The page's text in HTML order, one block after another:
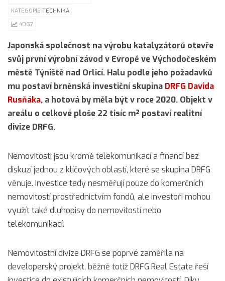
KATEGORIE TECHNIKA
4067
Japonská společnost na výrobu katalyzátorů otevře
svůj první výrobní závod v Evropě ve Východočeském
městě Týniště nad Orlicí. Halu podle jeho požadavků
mu postaví brněnská investiční skupina DRFG Davida
Rusňáka, a hotová by měla být v roce 2020. Objekt v
areálu o celkové ploše 22 tisíc m² postaví realitní
divize DRFG.
Nemovitosti jsou kromě telekomunikací a financí bez
diskuzí jednou z klíčových oblastí, které se skupina DRFG
věnuje. Investice tedy nesměřují pouze do komerčních
nemovitostí prostřednictvím fondů, ale investoři mohou
využít také dluhopisy do nemovitostí nebo
telekomunikací.
Nemovitostní divize DRFG se poprvé zaměřila na
developerský projekt, běžně totiž DRFG Real Estate řeší